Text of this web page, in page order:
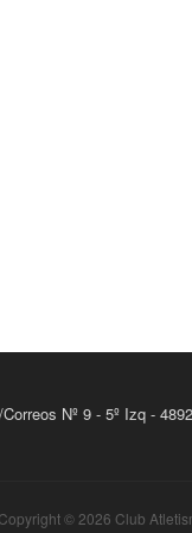
Nº 9 - 5º Izq -
© 2026 Club